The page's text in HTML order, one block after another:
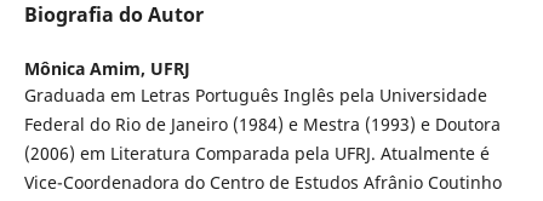
Biografia do Autor
Mônica Amim, UFRJ
Graduada em Letras Português Inglês pela Universidade
Federal do Rio de Janeiro (1984) e Mestra (1993) e Doutora
(2006) em Literatura Comparada pela UFRJ. Atualmente é
Vice-Coordenadora do Centro de Estudos Afrânio Coutinho